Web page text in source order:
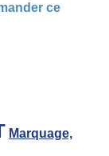
ce
Marquage,